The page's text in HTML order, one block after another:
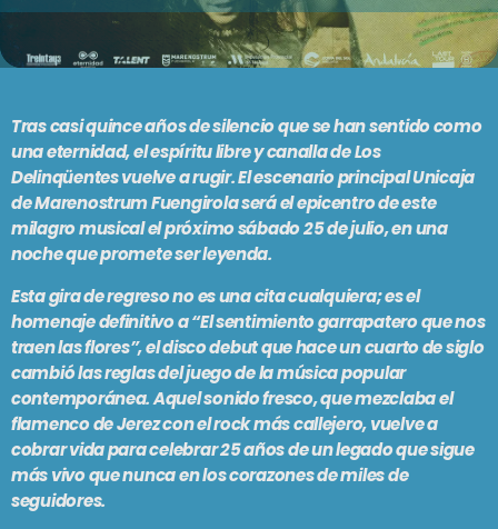
EN VIVO AHORA!
En vivo
GRACIAS TOTALES
9:00 am - 12:00 pm
Tras casi quince años de silencio que se han sentido como
una eternidad, el espíritu libre y canalla de Los
Delinqüentes vuelve a rugir. El escenario principal Unicaja
de Marenostrum Fuengirola será el epicentro de este
milagro musical el próximo sábado 25 de julio, en una
noche que promete ser leyenda.
Esta gira de regreso no es una cita cualquiera; es el
homenaje definitivo a “El sentimiento garrapatero que nos
traen las flores”, el disco debut que hace un cuarto de siglo
cambió las reglas del juego de la música popular
contemporánea. Aquel sonido fresco, que mezclaba el
flamenco de Jerez con el rock más callejero, vuelve a
cobrar vida para celebrar 25 años de un legado que sigue
más vivo que nunca en los corazones de miles de
seguidores.